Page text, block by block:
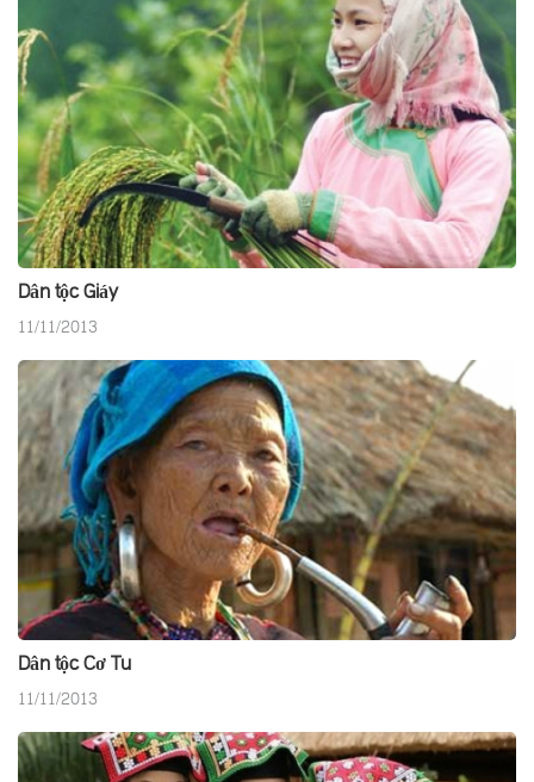
Dân tộc Giáy
11/11/2013
Dân tộc Cơ Tu
11/11/2013